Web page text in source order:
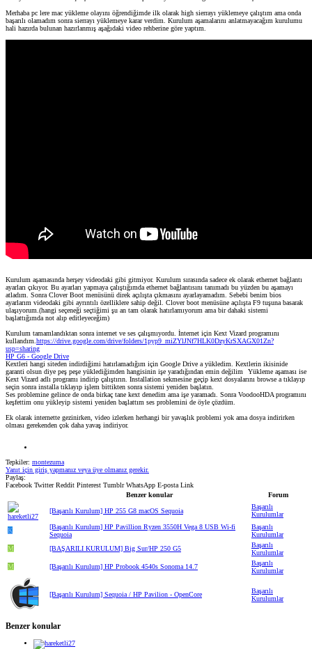
Merhaba pc lere mac yükleme olayını öğrendiğimde ilk olarak high sierrayı yüklemeye çalıştım ama onda
başarılı olamadım sonra sierrayı yüklemeye karar verdim. Kurulum aşamalarını anlatmayacağım kurulumu
hali hazırda bulunan hazırlanmış aşağıdaki video rehberine göre yaptım.
Kurulum aşamasında herşey videodaki gibi gitmiyor. Kurulum sırasında sadece ek olarak ethernet bağlantı
ayarları çıkıyor. Bu ayarları yapmaya çalıştığımda ethernet bağlantısını tanımadı bu yüzden bu aşamayı
atladım. Sonra Clover Boot menüsünü direk açılışta çıkmasını ayarlayamadım. Sebebi benim bios
ayarlarım videodaki gibi ayrıntılı özelliklere sahip değil. Clover boot menüsüne açılışta F9 tuşuna basarak
ulaşıyorum.(hangi seçeneği seçtiğimi şu an tam olarak hatırlamıyorum ama bir dahaki sistemi
başlattığımda not alıp editleyeceğim)
Kurulum tamamlandıktan sonra internet ve ses çalışmıyordu. İnternet için Kext Vizard programını
kullandım. https://drive.google.com/drive/folders/1pyp9_miZYlJNf7HLK0DzyKrSXAGX01Zn?
usp=sharing
HP G6 - Google Drive
Kextleri hangi siteden indirdiğimi hatırlamadığım için Google Drive a yükledim. Kextlerin ikisinide
garanti olsun diye peş peşe yüklediğimden hangisinin işe yaradığından emin değilim
Yükleme aşaması ise
Kext Vizard adlı programı indirip çalıştırın. Installation sekmesine geçip kext dosyalarını browse a tıklayıp
seçin sonra installa tıklayıp işlem bittikten sonra sistemi yeniden başlatın.
Ses problemine gelince de onda birkaç tane kext denedim ama işe yaramadı. Sonra VoodooHDA programını
keşfettim onu yükleyip sistemi yeniden başlattım ses problemini de öyle çözdüm.
Ek olarak internette gezinirken, video izlerken herhangi bir yavaşlık problemi yok ama dosya indirirken
olması gerekenden çok daha yavaş indiriyor.
Tepkiler: montezuma
Yanıt için giriş yapmanız veya üye olmanız gerekir.
Paylaş:
Facebook Twitter Reddit Pinterest Tumblr WhatsApp E-posta Link
Benzer konular
Forum
[Başarılı Kurulum] HP 255 G8 macOS Sequoia
Başarılı
Kurulumlar
K
[Başarılı Kurulum] HP Pavillion Ryzen 3550H Vega 8 USB Wi-fi
Sequoia
Başarılı
Kurulumlar
M
[BAŞARILI KURULUM] Big Sur/HP 250 G5
Başarılı
Kurulumlar
M
[Başarılı Kurulum] HP Probook 4540s Sonoma 14.7
Başarılı
Kurulumlar
[Başarılı Kurulum] Sequoia / HP Pavilion - OpenCore
Başarılı
Kurulumlar
Benzer konular